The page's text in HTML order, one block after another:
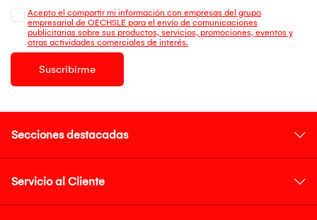
Acepto el compartir mi información con empresas del grupo
empresarial de OECHSLE para el envío de comunicaciones
publicitarias sobre sus productos, servicios, promociones, eventos y
otras actividades comerciales de interés.
Suscribirme
Secciones destacadas
Servicio al Cliente